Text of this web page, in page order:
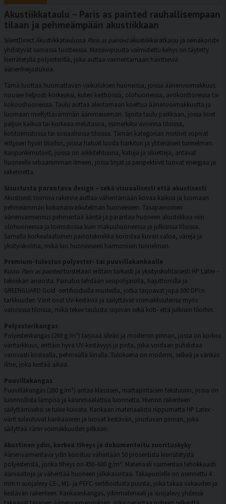
Akustiikkataulu – Paris as painted rauhallisempaan
tilaan ja pehmeämpään akustiikkaan
SilentDirect Akustiikkataulussa Paris as paintedakustiikkaratkaisu ja seinäkoriste
yhdistyvät samassa tuotteessa. Massiivipuusta valmistettu kehys on täytetty
kierrätetyllä polyesterillä, joka auttaa vaimentamaan häiritseviä
äänenheijastuksia.
Tämä tuottaa huomattavan vaikutuksen huoneissa, joissa äänenvoimakkuus
nousee helposti korkeaksi, kuten keittiöissä, olohuoneissa, avokonttoreissa tai
kokoushuoneissa. Taulu auttaa alentamaan koettua äänenvoimakkuutta ja
luomaan miellyttävämmän äänimaiseman. Sijoita taulu paikkaan, jossa koet
paljon kaikua tai korkeaa melutasoa, esimerkiksi avoinna tiloissa,
kotitoimistossa tai sosiaalisissa tiloissa. Tämän kategorian motiivit sopivat
erityisen hyvin tiloihin, joissa haluat luoda harkitun ja yhtenäisen tunnelman.
Kaupunkimotiivit, joissa on arkkitehtuuria, katuja ja siluetteja, antavat
huoneelle urbaanimman ilmeen, jossa linjat ja perspektiivit tuovat energiaa ja
rakennetta.
Sisustusta parantava design – sekä visuaalisesti että akustisesti
Akustisesti toimiva rakenne auttaa vähentämään kovaa kaikua ja luomaan
pehmeämmän kokonaisvaikutelman huoneeseen. Tasapainoinen
äänenvaimennus pehmentää ääntä ja parantaa huoneen akustiikkaa niin
olohuoneessa ja toimistossa kuin makuuhuoneessa ja julkisissa tiloissa.
Samalla korkealaatuinen painotekniikka korostaa kuvan valoa, värejä ja
yksityiskohtia, mikä luo huoneeseen harmonisen tunnelman.
Premium-tulostus polyester- tai puuvillakankaalle
Kuvio Paris as paintedtoistetaan erittäin tarkasti ja yksityiskohtaisesti HP Latex -
tekniikan ansiosta. Painatus tehdään vesipohjaisilla, hajuttomilla ja
GREENGUARD Gold -sertifioiduilla musteilla, jotka tarjoavat jopa 300 DPI:n
tarkkuuden. Värit ovat UV-kestäviä ja säilyttävät voimakkuutensa myös
valoisissa tiloissa, mikä tekee taulusta sopivan sekä koti- että julkisiin tiloihin.
Polyesterikangas
Polyesterikangas (260 g/m²) tarjoaa sileän ja modernin pinnan, jossa on korkea
väritarkkuus, erittäin hyvä UV-kestävyys ja pinta, joka voidaan puhdistaa
varovasti kostealla, pehmeällä liinalla. Tuloksena on moderni, selkeä ja värikäs
ilme, joka kestää aikaa.
Puuvillakangas
Puuvillakangas (260 g/m²) antaa klassisen, mattapintaisen tekstuurin, jossa on
luonnollista lämpöä ja käsinmaalattua luonnetta. Hienon rakenteen
säilyttämiseksi se tulee kuivata. Kankaan materiaalista riippumatta HP Latex -
värit sulautuvat kankaaseen ja luovat kestävän, joustavan pinnan, joka
säilyttää värin voimakkuuden pitkään.
Akustinen ydin, korkea tiheys ja dokumentoitu suorituskyky
Äänenvaimentava ydin koostuu vähintään 50 prosentista kierrätetystä
polyesteristä, jonka tiheys on 450–600 g/m². Materiaali vaimentaa tehokkaasti
ääniaaltoja ja vähentää huoneen jälkikaiuntaa. Takapuolelle on asennettu 4
mm:n suojalevy CE-, M1- ja PEFC-sertifioidusta puusta, joka takaa vakauden ja
kestävän rakenteen. Kankaankangas, ydinmateriaali ja suojalevy yhdessä